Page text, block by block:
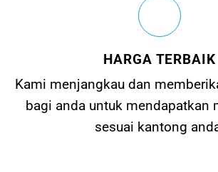
HARGA TERBAIK
Kami menjangkau dan
bagi anda untuk mendapatkan
sesuai kantong